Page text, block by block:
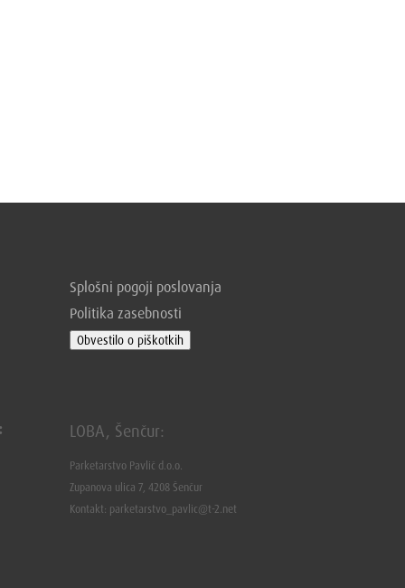
Splošni pogoji poslovanja
Politika zasebnosti
Obvestilo o piškotkih
LOBA, Šenčur:
Parketarstvo Pavlič d.o.o.
Zupanova ulica 7, 4208 Šenčur
Kontakt: parketarstvo_pavlic@t-2.net